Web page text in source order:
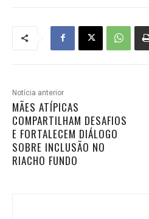
Notícia anterior
MÃES ATÍPICAS
COMPARTILHAM DESAFIOS
E FORTALECEM DIÁLOGO
SOBRE INCLUSÃO NO
RIACHO FUNDO